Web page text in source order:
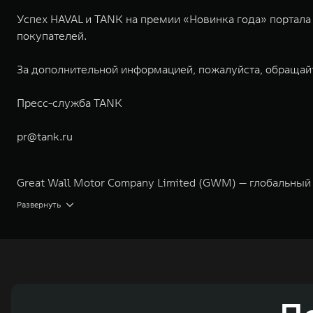
Успех HAVAL и TANK на премии «Новинка года»
покупателей.
За дополнительной информацией, пожалуйста,
Пресс-служба TANK
pr@tank.ru
Great Wall Motor Company Limited (GWM) —
экологичном производстве. Компания была
Развернуть